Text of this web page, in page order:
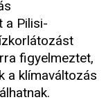
a Pilisi-
figyelmeztet,
a klímaváltozás